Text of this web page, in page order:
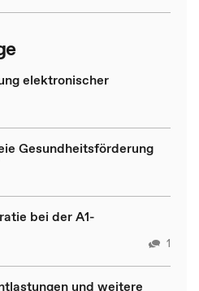
elektronischer
Gesundheitsförderung
bei der A1-
1
und weitere